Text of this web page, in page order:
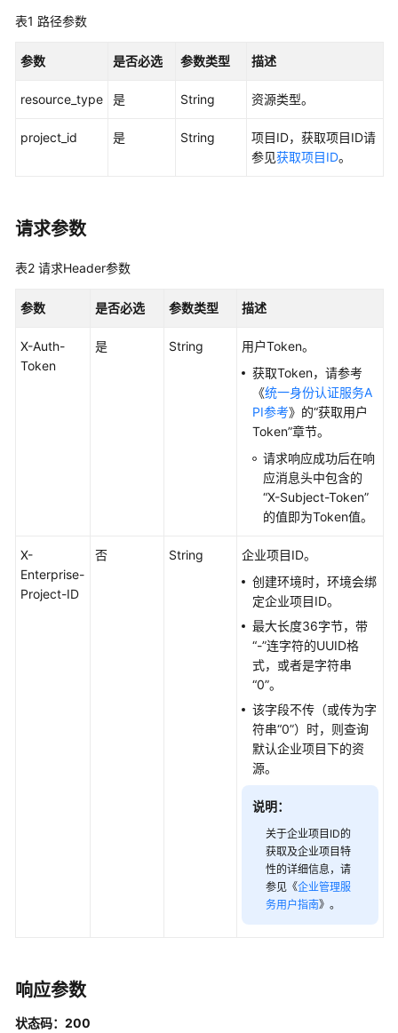
践
API
考
使
读
API
如
何
应
名
表1 路径参数
参数 是否必选 参数类型 描述
resource_type 是 String 资源类型。
project_id 是 String
项目ID，获取项目ID请
参见获取项目ID。
请求参数
表2 请求Header参数
参数 是否必选 参数类型 描述
X-Auth-
Token
是 String
用户Token。
获取Token，请参考
《统一身份认证服务A
PI参考》的“获取用户
Token”章节。
请求响应成功后在响
应消息头中包含的
“X-Subject-Token”
的值即为Token值。
X-
Enterprise-
Project-ID
否 String
企业项目ID。
创建环境时，环境会绑
定企业项目ID。
最大长度36字节，带
“-”连字符的UUID格
式，或者是字符串
“0”。
该字段不传（或传为字
符串“0”）时，则查询
默认企业项目下的资
源。
说明：
关于企业项目ID的
获取及企业项目特
性的详细信息，请
参见《企业管理服
务用户指南》。
响应参数
状态码：200